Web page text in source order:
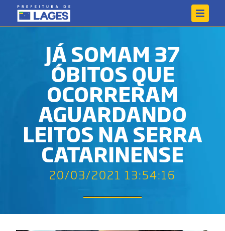
JÁ SOMAM 37
ÓBITOS QUE
OCORRERAM
AGUARDANDO
LEITOS NA SERRA
CATARINENSE
20/03/2021 13:54:16